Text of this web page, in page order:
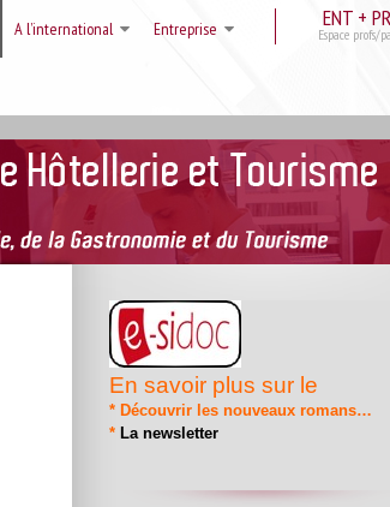
A l’international Entreprise ENT +
Espace profs/
En savoir plus sur le
*Découvrir les nouveaux romans…
* La newsletter